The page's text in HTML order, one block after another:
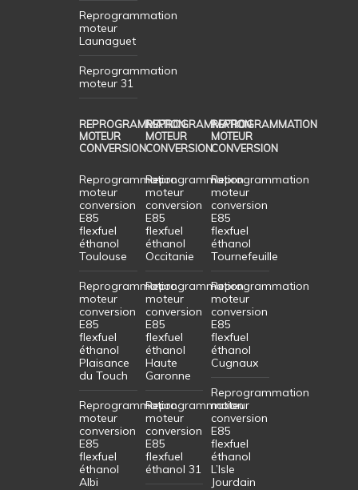
Reprogrammation
moteur
Launaguet
Reprogrammation
moteur 31
REPROGRAMMATION
MOTEUR
CONVERSION
Reprogrammation
moteur
conversion
E85
flexfuel
éthanol
Toulouse
Reprogrammation
moteur
conversion
E85
flexfuel
éthanol
Plaisance
du Touch
Reprogrammation
moteur
conversion
E85
flexfuel
éthanol
Albi
REPROGRAMMATION
MOTEUR
CONVERSION
Reprogrammation
moteur
conversion
E85
flexfuel
éthanol
Occitanie
Reprogrammation
moteur
conversion
E85
flexfuel
éthanol
Haute
Garonne
Reprogrammation
moteur
conversion
E85
flexfuel
éthanol 31
REPROGRAMMATION
MOTEUR
CONVERSION
Reprogrammation
moteur
conversion
E85
flexfuel
éthanol
Tournefeuille
Reprogrammation
moteur
conversion
E85
flexfuel
éthanol
Cugnaux
Reprogrammation
moteur
conversion
E85
flexfuel
éthanol
L’Isle
Jourdain